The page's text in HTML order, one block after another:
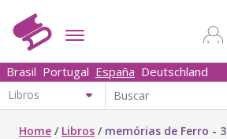
Brasil Portugal España Deutschland
Home / Libros / memórias de Ferro - 3